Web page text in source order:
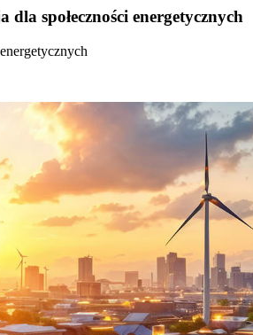
społeczności energetycznych